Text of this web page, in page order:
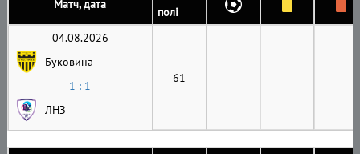
Матч, дата
полі
04.08.2026
Буковина
1 : 1
ЛНЗ
61